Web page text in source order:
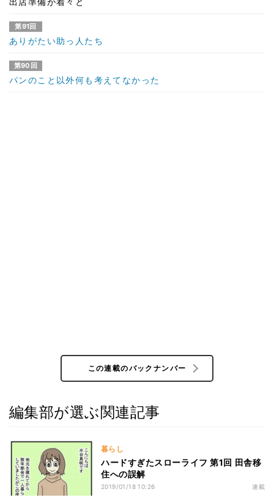
第91回
ありがたい助っ人たち
第90回
パンのこと以外何も考えてなかった
この連載のバックナンバー
編集部が選ぶ関連記事
暮らし
ハードすぎたスローライフ 第1回 田舎移
住への誤解
2019/01/18 10:26 連載